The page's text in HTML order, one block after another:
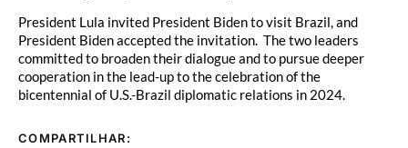
President Lula invited President Biden to visit Brazil, and
President Biden accepted the invitation. The two leaders
committed to broaden their dialogue and to pursue deeper
cooperation in the lead-up to the celebration of the
bicentennial of U.S.-Brazil diplomatic relations in 2024.
COMPARTILHAR: